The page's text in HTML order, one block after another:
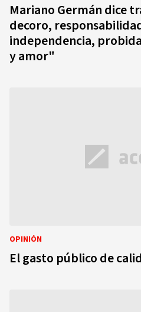
Mariano Germán dice
decoro,
independencia,
y amor"
OPINIÓN
El gasto público de